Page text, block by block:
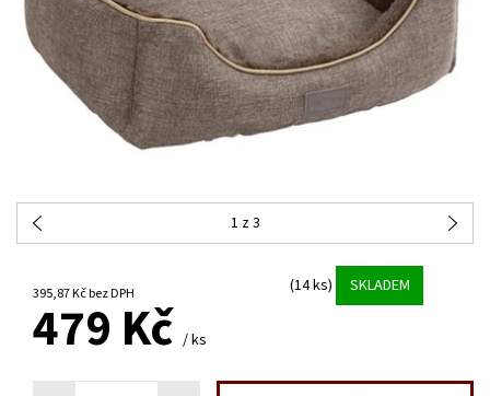
1 z 3
395,87 Kč bez DPH (14 ks) SKLADEM
479 Kč / ks